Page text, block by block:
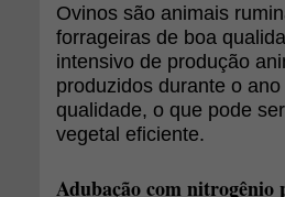
Ovinos são animais
forrageiras de boa
intensivo de produção
produzidos durante o
qualidade, o que pode
vegetal eficiente.
Adubação com nitrogênio